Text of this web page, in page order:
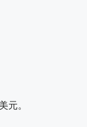
元。